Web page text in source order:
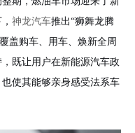
，神龙汽车推出“狮舞龙腾
盖购车、用车、焕新全周
既让用户在新能源汽车政
使其能够亲身感受法系车